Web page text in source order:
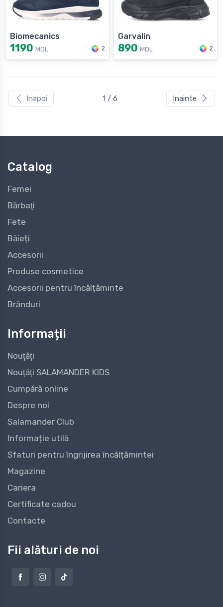
Biomecanics
1190 MDL 2
Garvalin
890 MDL 2
Inapoi 1 / 6 Inainte
Catalog
Femei
Bărbaţi
Fete
Băieți
Accesorii
Produse cosmetice
Accesorii pentru încălțăminte
Brănduri
Informații
Nouţăţi
Nouţăţi SALAMANDER KIDS
Cumpără online
Despre noi
Salamander Club
Informație utilă
Sfaturi pentru îngrijirea încălțămintei
Magazine
Cariera
Certificate cadou
Contacte
Fii alături de noi